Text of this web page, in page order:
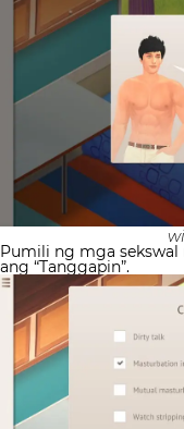
Pumili ng mga
ang “Tanggapin”.